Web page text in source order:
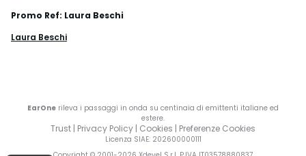
Promo Ref: Laura Beschi
Laura Beschi
EarOne rileva i passaggi in onda su centinaia di emittenti italiane ed
estere.
Trust | Privacy Policy | Cookies | Preferenze Cookies
Licenza SIAE: 202600000111